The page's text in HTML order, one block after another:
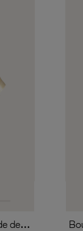
Boucles d'oreilles en or jaune, oxyde de zirconium (moyen modèle).